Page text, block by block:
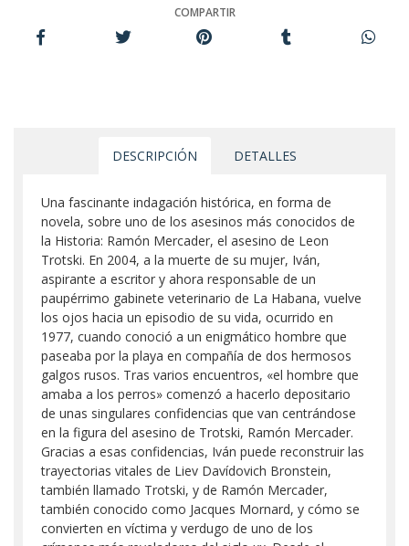
COMPARTIR
DESCRIPCIÓN DETALLES
Una fascinante indagación histórica, en forma de
novela, sobre uno de los asesinos más conocidos de
la Historia: Ramón Mercader, el asesino de Leon
Trotski. En 2004, a la muerte de su mujer, Iván,
aspirante a escritor y ahora responsable de un
paupérrimo gabinete veterinario de La Habana, vuelve
los ojos hacia un episodio de su vida, ocurrido en
1977, cuando conoció a un enigmático hombre que
paseaba por la playa en compañía de dos hermosos
galgos rusos. Tras varios encuentros, «el hombre que
amaba a los perros» comenzó a hacerlo depositario
de unas singulares confidencias que van centrándose
en la figura del asesino de Trotski, Ramón Mercader.
Gracias a esas confidencias, Iván puede reconstruir las
trayectorias vitales de Liev Davídovich Bronstein,
también llamado Trotski, y de Ramón Mercader,
también conocido como Jacques Mornard, y cómo se
convierten en víctima y verdugo de uno de los